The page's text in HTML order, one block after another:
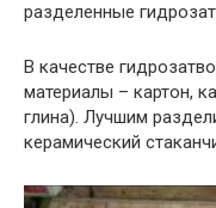
разделенные
В качестве
материалы – картон,
глина). Лучшим
керамический